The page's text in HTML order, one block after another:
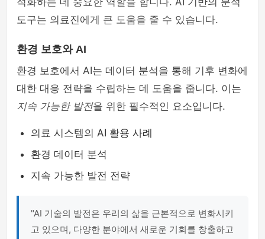
도구는 의료진에게 큰 도움을 줄 수 있습니다.
환경 보호와 AI
환경 보호에서 AI는 데이터 분석을 통해 기후 변화에
대한 대응 전략을 수립하는 데 도움을 줍니다. 이는
지속 가능한 발전을 위한 필수적인 요소입니다.
의료 시스템의 AI 활용 사례
환경 데이터 분석
지속 가능한 발전 전략
"AI 기술의 발전은 우리의 삶을 근본적으로 변화시키
고 있으며, 다양한 분야에서 새로운 기회를 창출하고